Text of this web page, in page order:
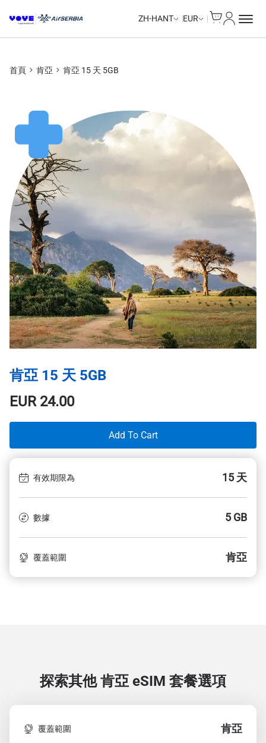
ZH-HANT EUR
首頁 肯亞 肯亞 15 天 5GB
肯亞 15 天 5GB
EUR24.00
Add To Cart
有效期限為 15 天
數據 5 GB
覆蓋範圍 肯亞
探索其他 肯亞 eSIM 套餐選項
覆蓋範圍 肯亞